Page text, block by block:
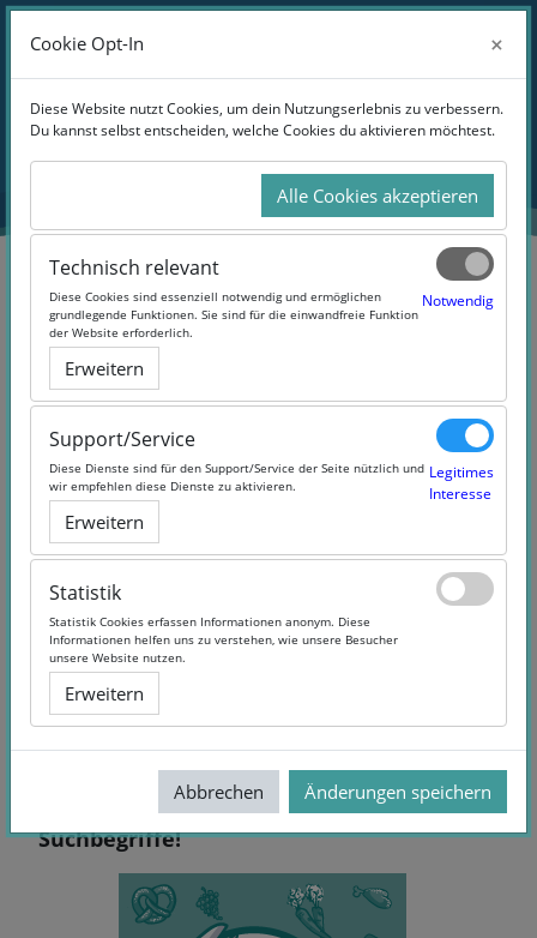
Zum Hauptinhalt
Website-Übersicht
Anmelden
Blöcke
Übersichtaller Kurse
Blöcke
Keine Treffer - Versuchen Sie andere
Suchbegriffe!
Cookie Opt-In ×
Diese Website nutzt Cookies, um dein Nutzungserlebnis zu verbessern.
Du kannst selbst entscheiden, welche Cookies du aktivieren möchtest.
Alle Cookies akzeptieren
Technisch relevant
Diese Cookies sind essenziell notwendig und ermöglichen
grundlegende Funktionen. Sie sind für die einwandfreie Funktion
der Website erforderlich.
Notwendig
Erweitern
Support/Service
Diese Dienste sind für den Support/Service der Seite nützlich und
wir empfehlen diese Dienste zu aktivieren.
Legitimes
Interesse
Erweitern
Statistik
Statistik Cookies erfassen Informationen anonym. Diese
Informationen helfen uns zu verstehen, wie unsere Besucher
unsere Website nutzen.
Erweitern
Abbrechen Änderungen speichern
Cookie Opt-In ×
Diese Website nutzt Cookies, um dein Nutzungserlebnis zu verbessern.
Du kannst selbst entscheiden, welche Cookies du aktivieren möchtest.
Alle Cookies akzeptieren
Technisch relevant
Diese Cookies sind essenziell notwendig und ermöglichen
grundlegende Funktionen. Sie sind für die einwandfreie Funktion
der Website erforderlich.
Notwendig
Erweitern
Support/Service
Diese Dienste sind für den Support/Service der Seite nützlich und
wir empfehlen diese Dienste zu aktivieren.
Legitimes
Interesse
Erweitern
Statistik
Statistik Cookies erfassen Informationen anonym. Diese
Informationen helfen uns zu verstehen, wie unsere Besucher
unsere Website nutzen.
Erweitern
Abbrechen Änderungen speichern